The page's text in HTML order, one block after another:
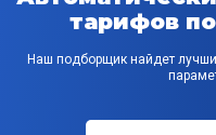
тарифов
Наш подборщик найдет